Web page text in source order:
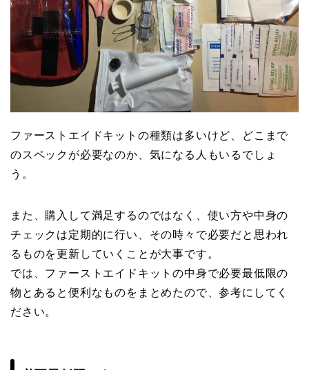
ファーストエイドキットの種類は多いけど、どこまで
のスペックが必要なのか、気になる人もいるでしょ
う。
また、購入して満足するのではなく、使い方や中身の
チェックは定期的に行い、その時々で必要だと思われ
るものを更新していくことが大事です。
では、ファーストエイドキットの中身で必要最低限の
物とあると便利なものをまとめたので、参考にしてく
ださい。